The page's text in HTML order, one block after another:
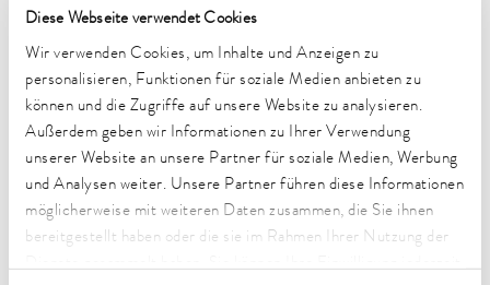
Diese Webseite verwendet Cookies
Wir verwenden Cookies, um Inhalte und Anzeigen zu
personalisieren, Funktionen für soziale Medien anbieten zu
können und die Zugriffe auf unsere Website zu analysieren.
Außerdem geben wir Informationen zu Ihrer Verwendung
unserer Website an unsere Partner für soziale Medien, Werbung
und Analysen weiter. Unsere Partner führen diese Informationen
möglicherweise mit weiteren Daten zusammen, die Sie ihnen
bereitgestellt haben oder die sie im Rahmen Ihrer Nutzung der
Arbeitstemperaturbereich
Betriebstemperaturbereich
-40 ... 200 °C
Umgebungstemperaturbereich
5 ... 40 °C
Temperaturkonstanz